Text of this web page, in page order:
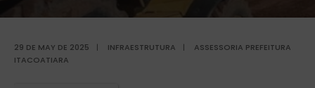
29 DE MAY DE 2025 | INFRAESTRUTURA |
ASSESSORIA PREFEITURA
ITACOATIARA